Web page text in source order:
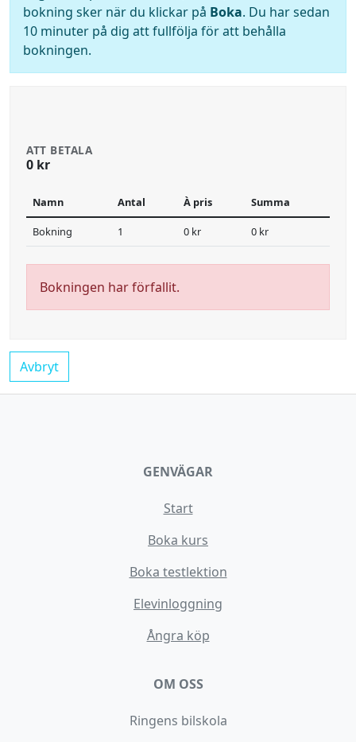
bokning sker när du klickar på Boka. Du har sedan
10 minuter på dig att fullfölja för att behålla
bokningen.
ATT BETALA
0 kr
Namn Antal À pris Summa
Bokning 1 0 kr 0 kr
Bokningen har förfallit.
Avbryt
GENVÄGAR
Start
Boka kurs
Boka testlektion
Elevinloggning
Ångra köp
OM OSS
Ringens bilskola